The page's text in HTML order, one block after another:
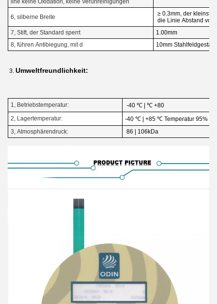
line keine Oxidation, keine Verunreinigungen
6, silberne Breite
≥ 0.3mm, der kleinste
die Linie Abstand
7, Stift, der Standard sperrt
1.00mm
8, führen Antibiegung, mit d
10mm
3. Umweltfreundlichkeit:
1, Betriebstemperatur:
-40 ℃ | ℃ +80
2, Lagertemperatur:
-40 ℃ | +85 ℃ Temperatur 95% ±
3, Atmosphärendruck:
86 | 106kDa